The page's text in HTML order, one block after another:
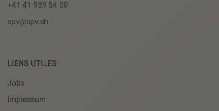
+41 41 939 54 00
spv@spv.ch
LIENS UTILES
Jobs
Impressum